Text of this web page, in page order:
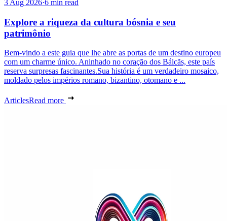
3 Aug 2026·6 min read
Explore a riqueza da cultura bósnia e seu
patrimônio
Bem-vindo a este guia que lhe abre as portas de um destino europeu
com um charme único. Aninhado no coração dos Bálcãs, este país
reserva surpresas fascinantes.Sua história é um verdadeiro mosaico,
moldado pelos impérios romano, bizantino, otomano e ...
ArticlesRead more